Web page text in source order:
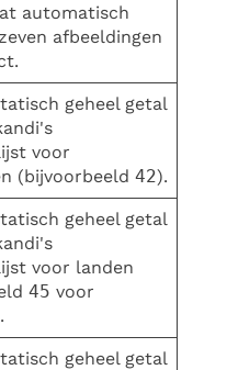
automatisch
afbeeldingen
geheel getal
voor
(bijvoorbeeld 42).
geheel getal
voor landen
45 voor
geheel getal